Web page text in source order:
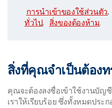
การนำเข้าของใช้ส่วนตัว,
ทั่วไป, สิ่งของต้องห้าม.
สิ่งที่คุณจำเป็นต้องท
คุณจะต้องลงชื่อเข้าใช้งานบัญ
เราให้เรียบร้อย ซึ่งทั้งหมดประ